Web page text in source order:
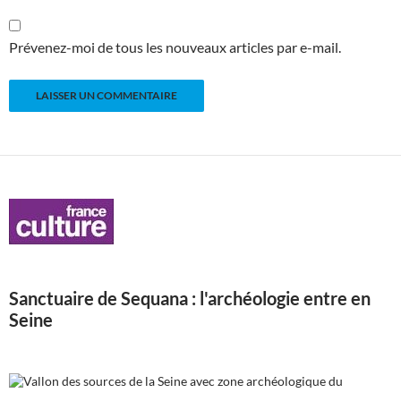
Prévenez-moi de tous les nouveaux articles par e-mail.
Sanctuaire de Sequana : l'archéologie entre en
Seine